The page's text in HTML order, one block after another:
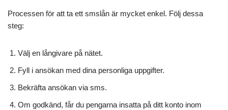
Processen för att ta ett smslån är mycket enkel. Följ dessa
steg:
Välj en långivare på nätet.
Fyll i ansökan med dina personliga uppgifter.
Bekräfta ansökan via sms.
Om godkänd, får du pengarna insatta på ditt konto inom